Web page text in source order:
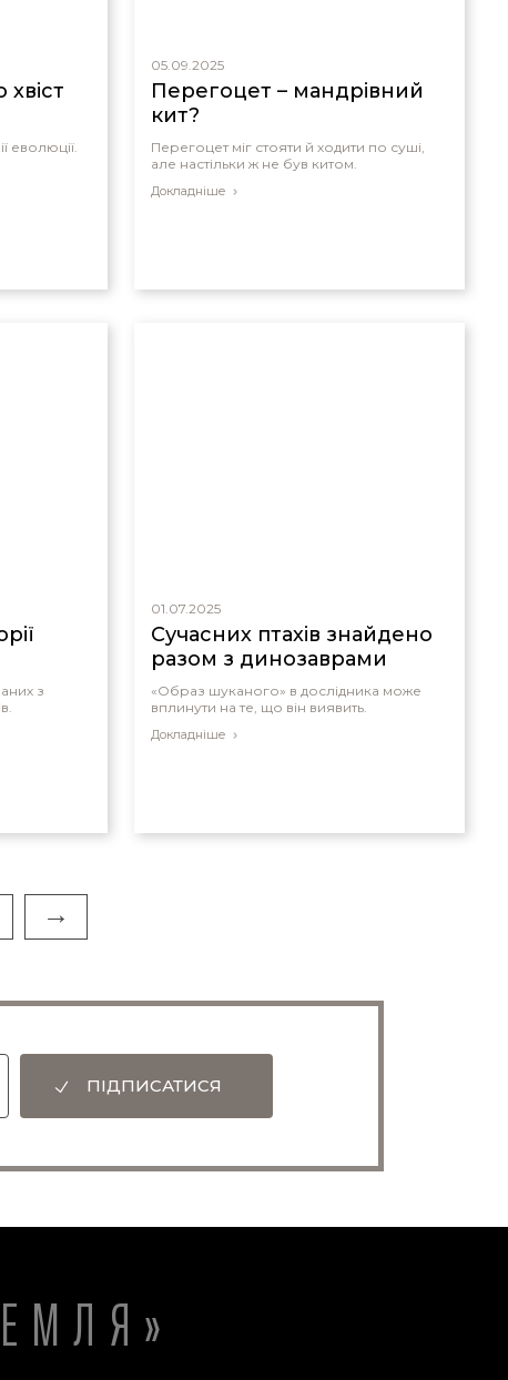
хвіст
еволюції.
05.09.2025
Перегоцет – мандрівний
кит?
Перегоцет міг стояти й ходити по суші,
але настільки ж не був китом.
Докладніше
з
01.07.2025
Сучасних птахів знайдено
разом з динозаврами
«Образ шуканого» в дослідника може
вплинути на те, що він виявить.
Докладніше
→
ПІДПИСАТИСЯ